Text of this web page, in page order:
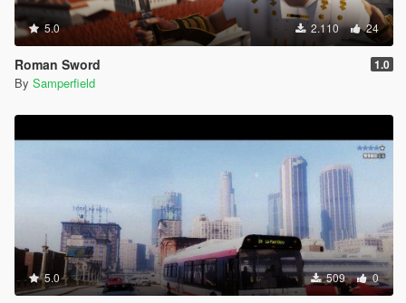
5.0 2.110 24
Roman Sword 1.0
By Samperfield
5.0 509 0